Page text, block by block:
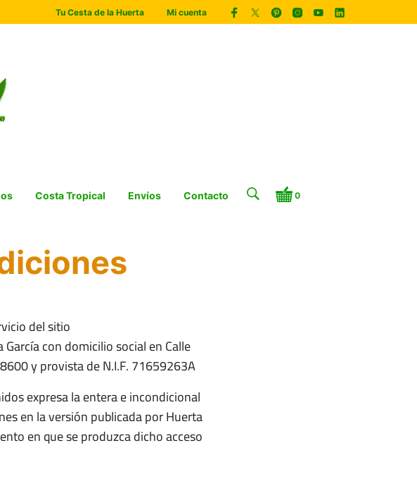
Tu Cesta de la Huerta Mi cuenta
Costa Tropical Envíos Contacto 0
del sitio
con domicilio social en Calle
y provista de N.I.F. 71659263A
expresa la entera e incondicional
en la versión publicada por Huerta
en que se produzca dicho acceso